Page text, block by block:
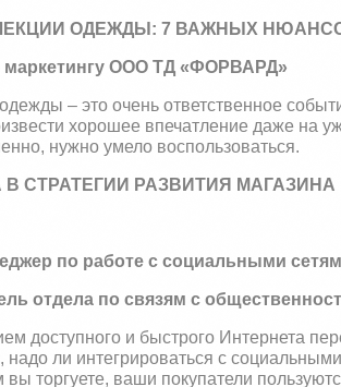
ОДЕЖДЫ: 7 ВАЖНЫХ
маркетингу ООО ТД «ФОРВАРД»
– это очень ответственное
хорошее впечатление даже на
нужно умело воспользоваться.
СТРАТЕГИИ РАЗВИТИЯ МАГАЗИНА
по работе с социальными
отдела по связям с
доступного и быстрого Интернета
надо ли интегрироваться с
торгуете, ваши покупатели